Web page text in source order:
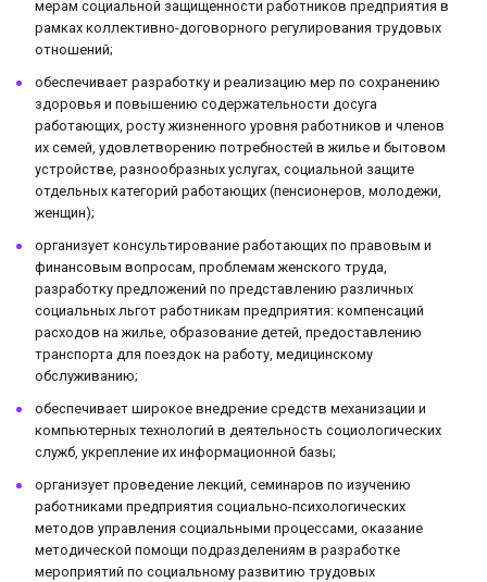
мерам социальной защищенности работников предприятия в
рамках коллективно-договорного регулирования трудовых
отношений;
обеспечивает разработку и реализацию мер по сохранению
здоровья и повышению содержательности досуга
работающих, росту жизненного уровня работников и членов
их семей, удовлетворению потребностей в жилье и бытовом
устройстве, разнообразных услугах, социальной защите
отдельных категорий работающих (пенсионеров, молодежи,
женщин);
организует консультирование работающих по правовым и
финансовым вопросам, проблемам женского труда,
разработку предложений по представлению различных
социальных льгот работникам предприятия: компенсаций
расходов на жилье, образование детей, предоставлению
транспорта для поездок на работу, медицинскому
обслуживанию;
обеспечивает широкое внедрение средств механизации и
компьютерных технологий в деятельность социологических
служб, укрепление их информационной базы;
организует проведение лекций, семинаров по изучению
работниками предприятия социально-психологических
методов управления социальными процессами, оказание
методической помощи подразделениям в разработке
мероприятий по социальному развитию трудовых